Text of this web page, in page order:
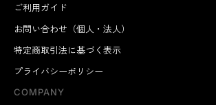
ご利用ガイド
お問い合わせ（個人・法人）
特定商取引法に基づく表示
プライバシーポリシー
COMPANY